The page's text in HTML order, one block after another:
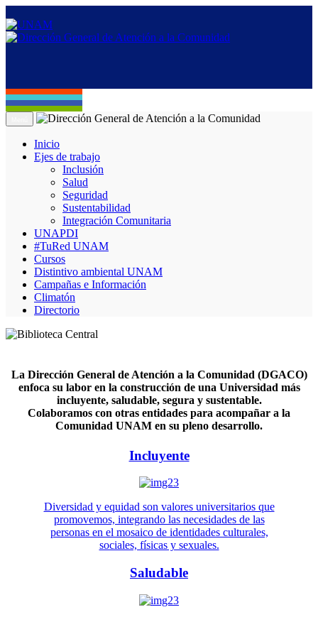
Inicio
Ejes de trabajo
Inclusión
Salud
Seguridad
Sustentabilidad
Integración Comunitaria
UNAPDI
#TuRed UNAM
Cursos
Distintivo ambiental UNAM
Campañas e Información
Climatón
Directorio
La Dirección General de Atención a la Comunidad (DGACO)
enfoca su labor en la construcción de una Universidad más
incluyente, saludable, segura y sustentable.
Colaboramos con otras entidades para acompañar a la
Comunidad UNAM en su pleno desarrollo.
Incluyente
Diversidad y equidad son valores universitarios que
promovemos, integrando las necesidades de las
personas en el mosaico de identidades culturales,
sociales, físicas y sexuales.
Saludable